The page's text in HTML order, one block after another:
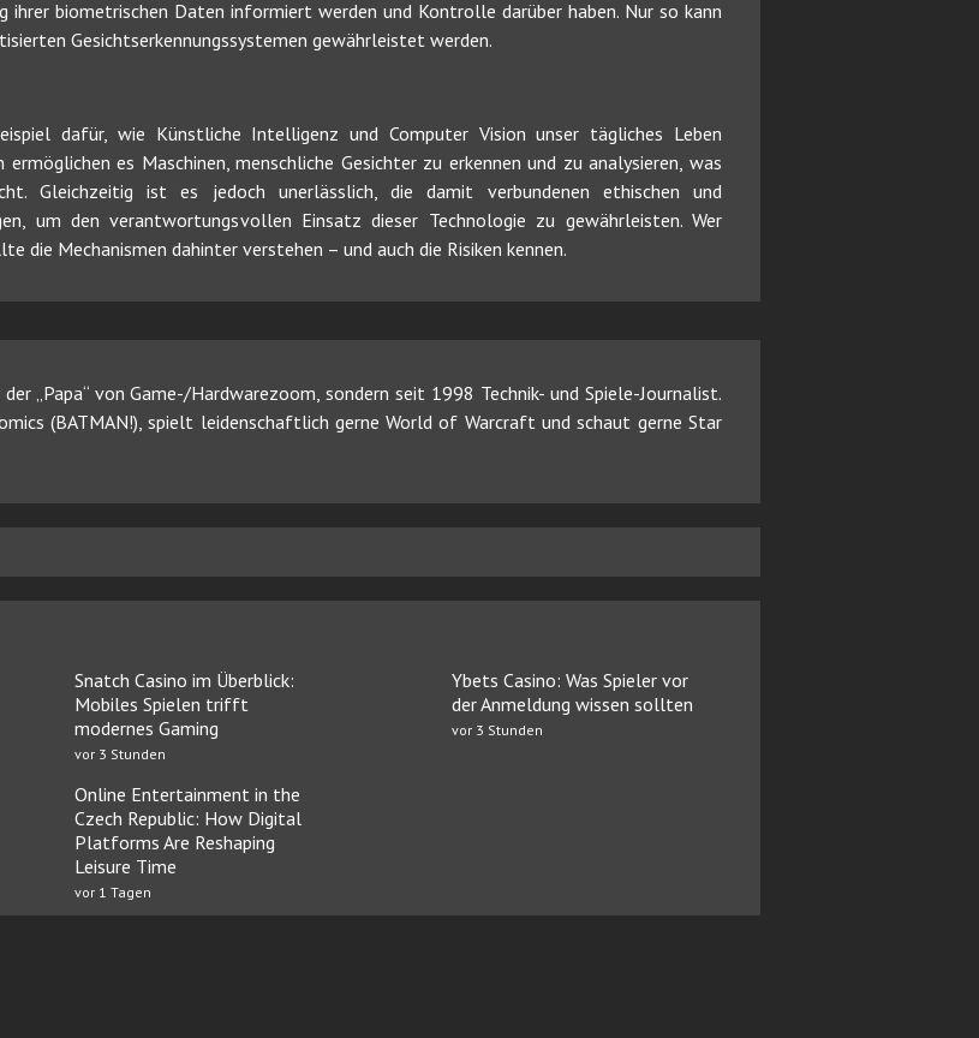
ihrer biometrischen Daten informiert werden und Kontrolle darüber haben. Nur so kann
Gesichtserkennungssystemen gewährleistet werden.
dafür, wie Künstliche Intelligenz und Computer Vision unser tägliches Leben
es Maschinen, menschliche Gesichter zu erkennen und zu analysieren, was
Gleichzeitig ist es jedoch unerlässlich, die damit verbundenen ethischen und
um den verantwortungsvollen Einsatz dieser Technologie zu gewährleisten. Wer
die Mechanismen dahinter verstehen – und auch die Risiken kennen.
„Papa“ von Game-/Hardwarezoom, sondern seit 1998 Technik- und Spiele-Journalist.
(BATMAN!), spielt leidenschaftlich gerne World of Warcraft und schaut gerne Star
Snatch Casino im Überblick:
Mobiles Spielen trifft
modernes Gaming
vor 3 Stunden
Ybets Casino: Was Spieler vor
der Anmeldung wissen sollten
vor 3 Stunden
Online Entertainment in the
Czech Republic: How Digital
Platforms Are Reshaping
Leisure Time
vor 1 Tagen